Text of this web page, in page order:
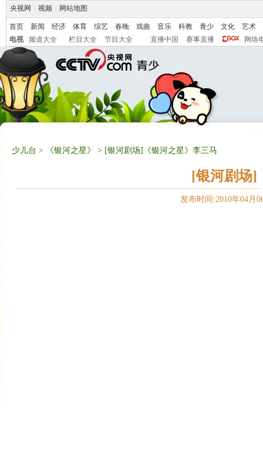
央视网 视频 网站地图
首页 新闻 经济 体育 综艺 春晚 戏曲 音乐 科教 青少 文化
艺术
电视
频道大全 栏目大全 节目大全 直播中国 赛事直播 网络
少儿台 > 《银河之星》 > [银河剧场]《银河之星》李三马
[银河剧场]
发布时间:2010年04月